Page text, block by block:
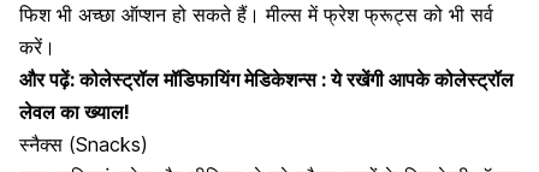
फिश भी अच्छा ऑप्शन हो सकते हैं। मील्स में फ्रेश फ्रूट्स को भी सर्व
करें।
और पढ़ें:कोलेस्ट्रॉल मॉडिफायिंग मेडिकेशन्स : ये रखेंगी आपके कोलेस्ट्रॉल
लेवल का ख्याल!
स्नैक्स (Snacks)